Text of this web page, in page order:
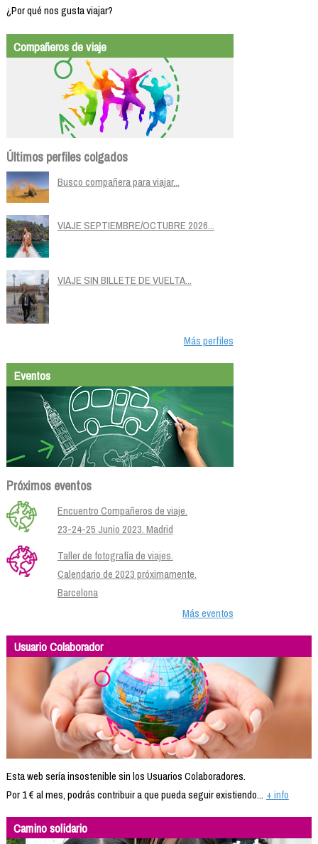
¿Por qué nos gusta viajar?
Compañeros de viaje
Últimos perfiles colgados
Busco compañera para viajar...
VIAJE SEPTIEMBRE/OCTUBRE 2026...
VIAJE SIN BILLETE DE VUELTA...
Más perfiles
Eventos
Próximos eventos
Encuentro Compañeros de viaje.
23-24-25 Junio 2023. Madrid
Taller de fotografía de viajes.
Calendario de 2023 próximamente.
Barcelona
Más eventos
Usuario Colaborador
Esta web sería insostenible sin los Usuarios Colaboradores.
Por 1 € al mes, podrás contribuir a que pueda seguir existiendo... + info
Camino solidario